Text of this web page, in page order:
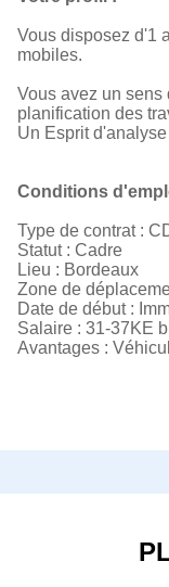
Vous disposez d'1
mobiles.
Vous avez un sens
planification des
Un Esprit
Conditions
Type de contrat :
Statut : Cadre
Lieu : Bordeaux
Zone de
Date de début :
Salaire : 31-37KE
Avantages :